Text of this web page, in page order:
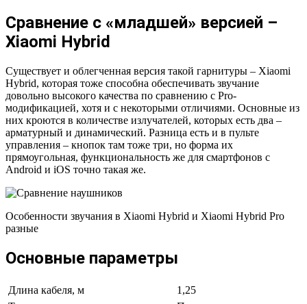
Сравнение с «младшей» версией –
Xiaomi Hybrid
Существует и облегченная версия такой гарнитуры – Xiaomi
Hybrid, которая тоже способна обеспечивать звучание
довольно высокого качества по сравнению с Pro-
модификацией, хотя и с некоторыми отличиями. Основные из
них кроются в количестве излучателей, которых есть два –
арматурный и динамический. Разница есть и в пульте
управления – кнопок там тоже три, но форма их
прямоугольная, функциональность же для смартфонов с
Android и iOS точно такая же.
Особенности звучания в Xiaomi Hybrid и Xiaomi Hybrid Pro
разные
Основные параметры
Длина кабеля, м
1,25